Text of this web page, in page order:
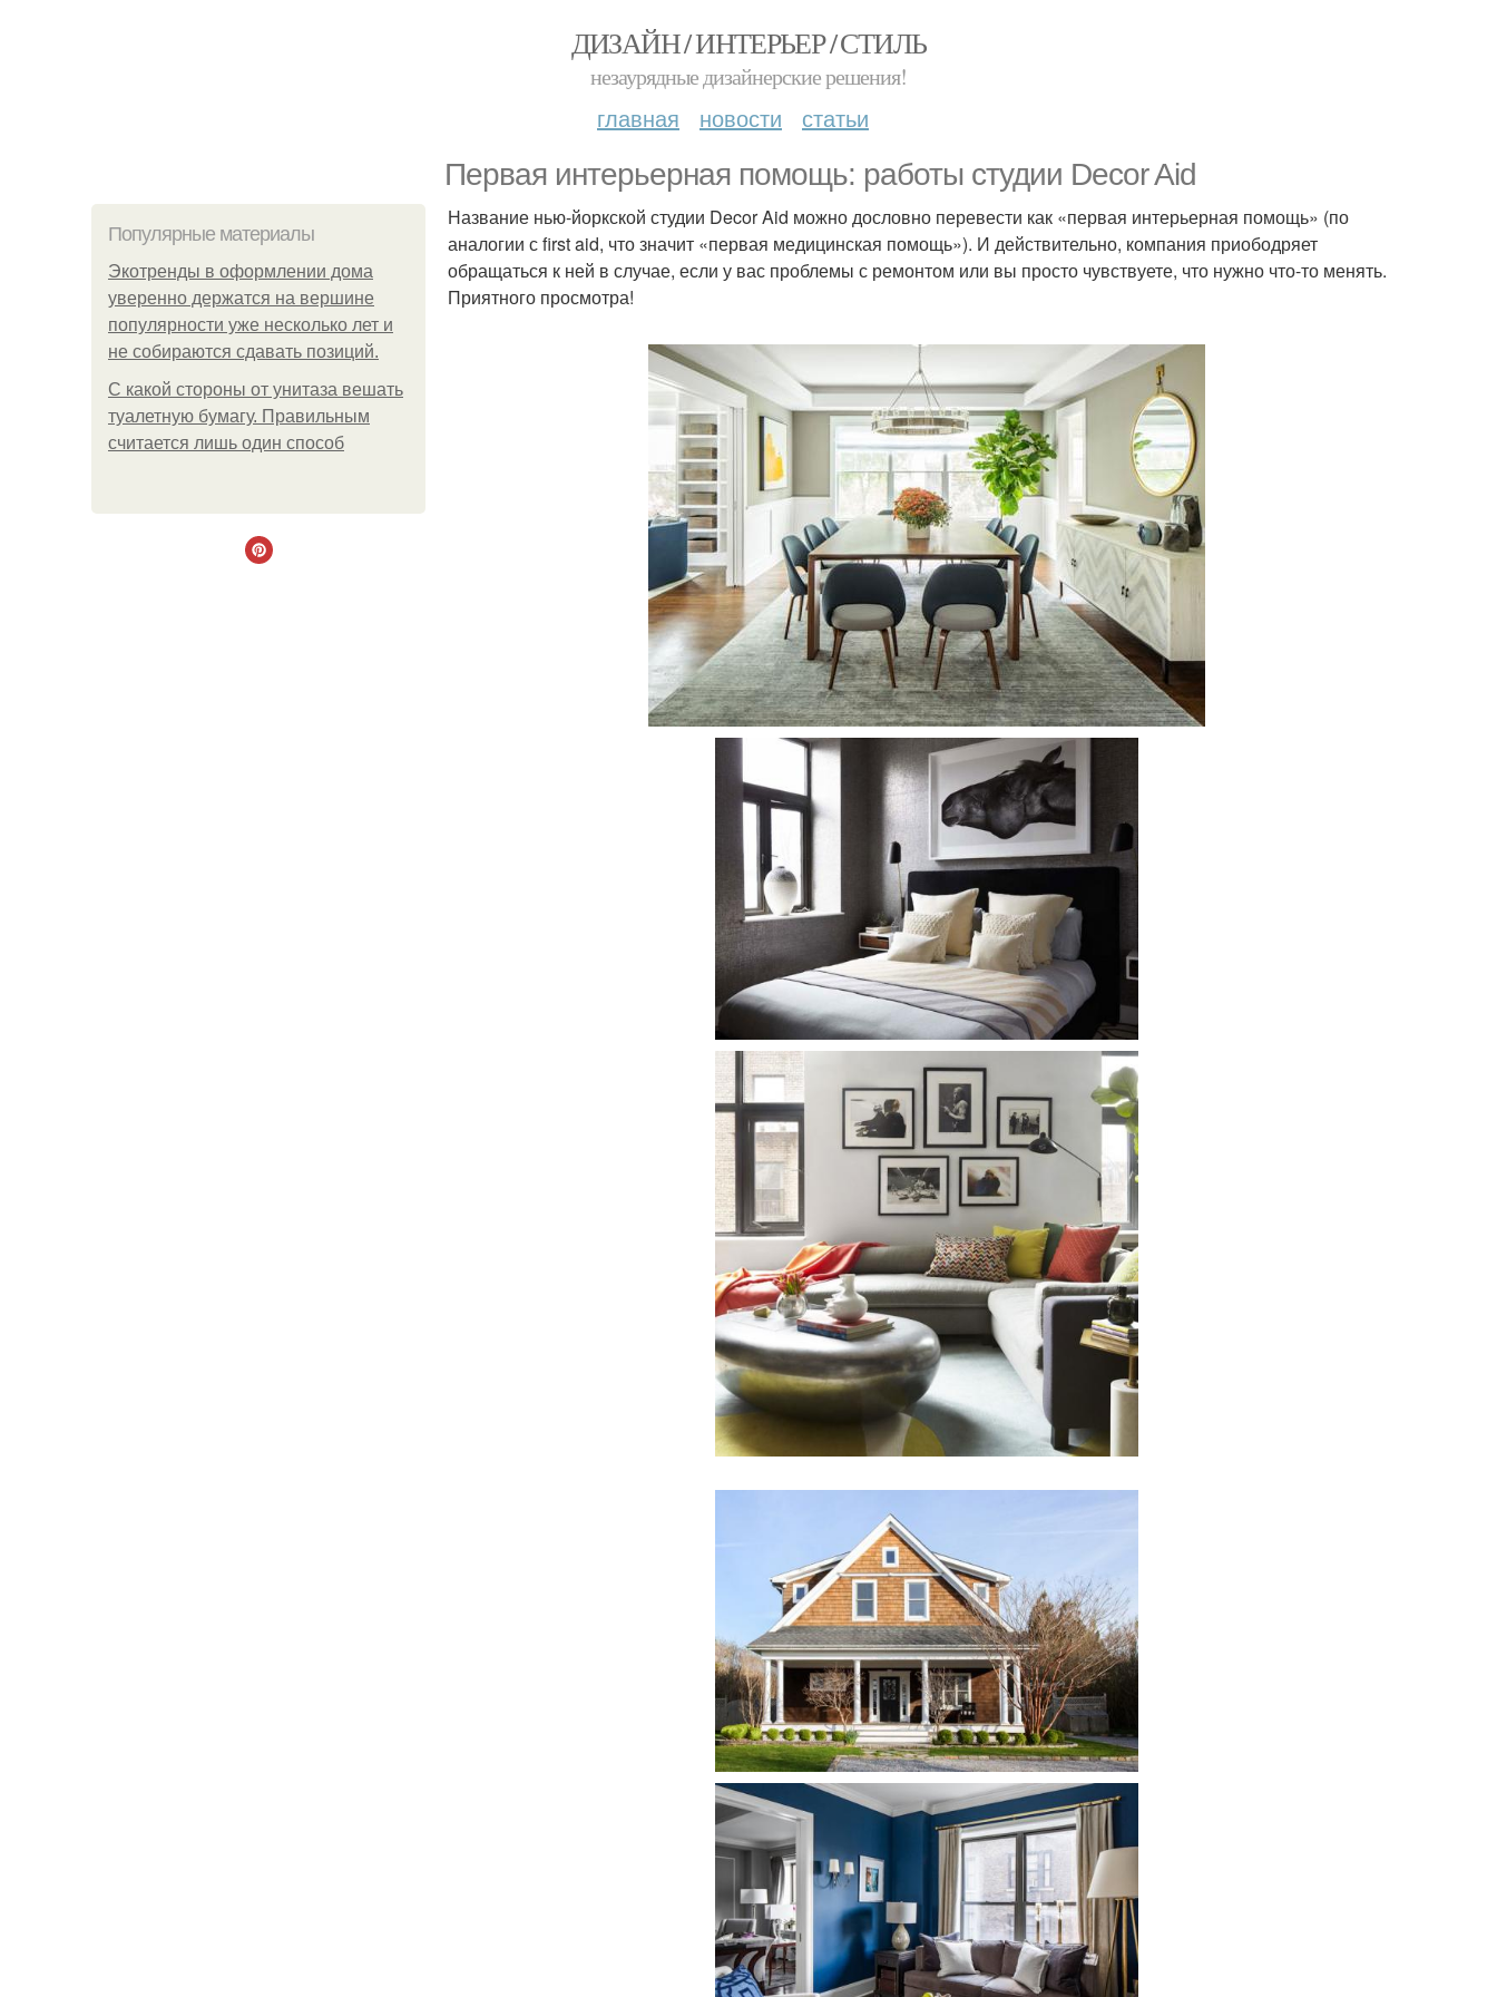
ДИЗАЙН / ИНТЕРЬЕР / СТИЛЬ
незаурядные дизайнерские решения!
главная новости статьи
Первая интерьерная помощь: работы студии Decor Aid
Популярные материалы
Экотренды в оформлении дома
уверенно держатся на вершине
популярности уже несколько лет и
не собираются сдавать позиций.
С какой стороны от унитаза вешать
туалетную бумагу. Правильным
считается лишь один способ
Название нью-йоркской студии Decor Aid можно дословно перевести как «первая интерьерная помощь» (по
аналогии с first aid, что значит «первая медицинская помощь»). И действительно, компания приободряет
обращаться к ней в случае, если у вас проблемы с ремонтом или вы просто чувствуете, что нужно что-то менять.
Приятного просмотра!